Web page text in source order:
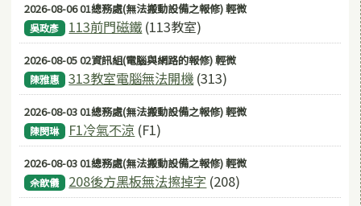
2026-08-06 01總務處(無法搬動設備之報修) 輕微
吳政彥 113前門磁鐵 (113教室)
2026-08-05 02資訊組(電腦與網路的報修) 輕微
陳雅惠 313教室電腦無法開機 (313)
2026-08-03 01總務處(無法搬動設備之報修) 輕微
陳閔琳 F1冷氣不涼 (F1)
2026-08-03 01總務處(無法搬動設備之報修) 輕微
佘歆儀 208後方黑板無法擦掉字 (208)